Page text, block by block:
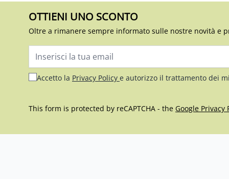
OTTIENI UNO SCONTO
Oltre a rimanere sempre informato sulle nostre novità e
Indirizzo email
Accetto la Privacy Policy e autorizzo il trattamento dei
This form is protected by reCAPTCHA - the Google Privacy